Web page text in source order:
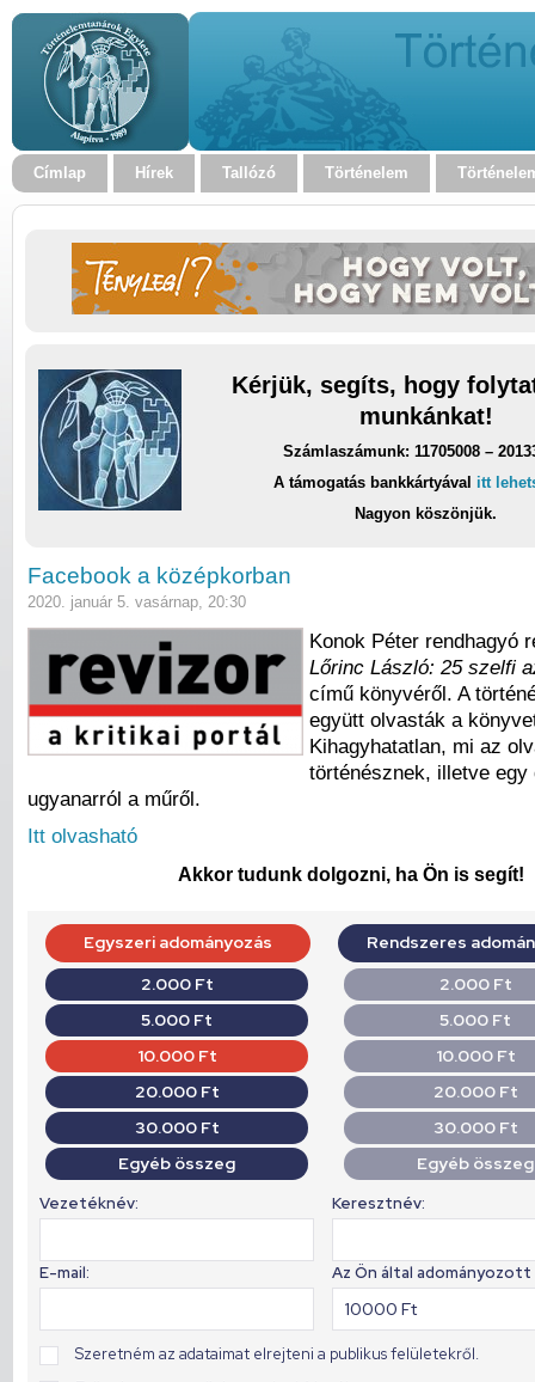
Címlap Hírek Tallózó Történelem
Kérjük, segíts, hogy
munkánkat!
Számlaszámunk: 11705008 –
A támogatás bankkártyával itt
Nagyon köszönjük.
Facebook a középkorban
2020. január 5. vasárnap, 20:30
Konok Péter rendhagyó
Lőrinc László: 25 szelfi
című könyvéről. A
együtt olvasták a
Kihagyhatatlan, mi az
történésznek, illetve egy
ugyanarról a műről.
Itt olvasható
Akkor tudunk dolgozni, ha Ön is segít!